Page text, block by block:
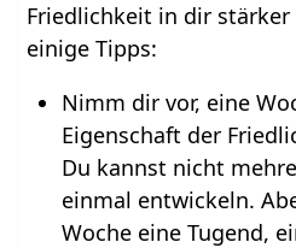
Friedlichkeit in dir stärker
einige Tipps:
Nimm dir vor, eine
Eigenschaft der
Du kannst nicht
einmal entwickeln.
Woche eine Tugend,